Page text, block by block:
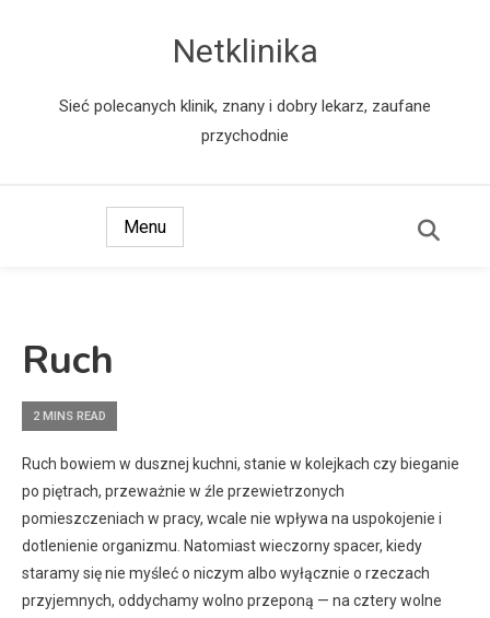
Netklinika
Sieć polecanych klinik, znany i dobry lekarz, zaufane
przychodnie
Menu
Ruch
2 MINS READ
Ruch bowiem w dusznej kuchni, stanie w kolejkach czy bieganie
po piętrach, przeważnie w źle przewietrzonych
pomieszczeniach w pracy, wcale nie wpływa na uspokojenie i
dotlenienie organizmu. Natomiast wieczorny spacer, kiedy
staramy się nie myśleć o niczym albo wyłącznie o rzeczach
przyjemnych, oddychamy wolno przeponą — na cztery wolne